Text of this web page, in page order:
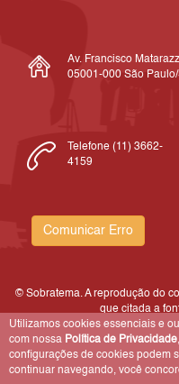
Av. Francisco
05001-000 São
Telefone (11) 3662-
4159
Comunicar Erro
© Sobratema. A reprodução do
que citada a
Utilizamos cookies essenciais e
com nossa Política de Privacidade
configurações de cookies podem
continuar navegando, você